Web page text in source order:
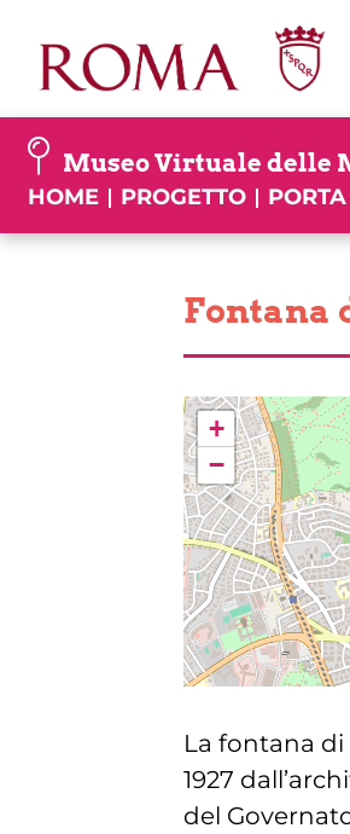
content
Museo Virtuale delle
HOME PROGETTO
Fontana
+
−
La fontana di
1927
del